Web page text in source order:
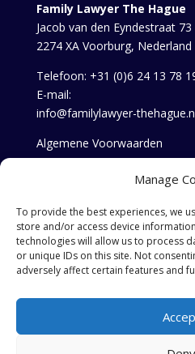
Manage
To provide the best experiences, we
store and/or access device
technologies will allow us to process
or unique IDs on this site. Not
adversely affect certain features and
Family Lawyer The Hague
Jacob van den Eyndestraat 73
2274 XA Voorburg, Nederland
Telefoon: +31 (0)6 24 13 78
E-mail:
info@familylawyer-
Algemene Voorwaarden
Privacy statement